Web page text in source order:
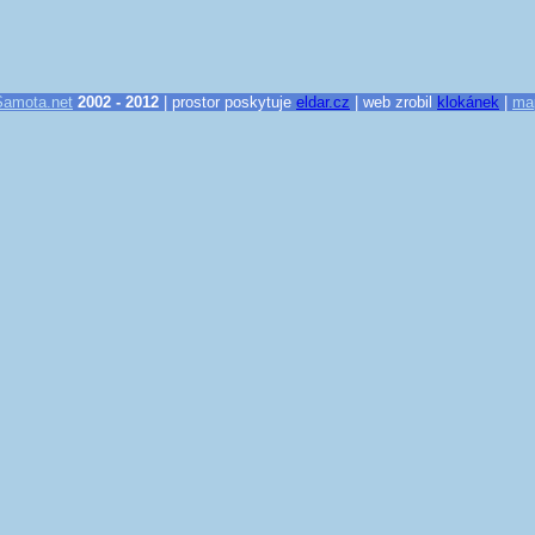
2002 - 2012 | prostor poskytuje eldar.cz | web zrobil klokánek